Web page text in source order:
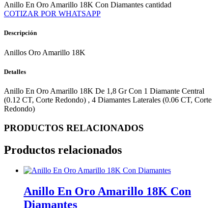
Anillo En Oro Amarillo 18K Con Diamantes cantidad
COTIZAR POR WHATSAPP
Descripción
Anillos Oro Amarillo 18K
Detalles
Anillo En Oro Amarillo 18K De 1,8 Gr Con 1 Diamante Central
(0.12 CT, Corte Redondo) , 4 Diamantes Laterales (0.06 CT, Corte
Redondo)
PRODUCTOS RELACIONADOS
Productos relacionados
Anillo En Oro Amarillo 18K Con
Diamantes